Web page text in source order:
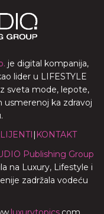
je digital kompanija,
lider u LIFESTYLE
sveta mode, lepote,
usmerenoj ka zdravoj
| KONTAKT
Publishing Group
na Luxury, Lifestyle i
zadržala vodeću